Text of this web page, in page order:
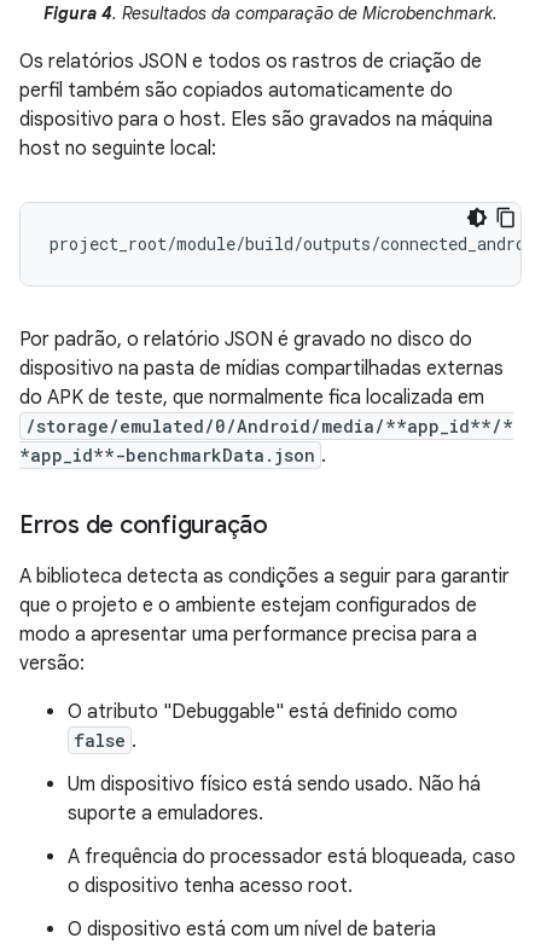
Figura 4. Resultados da comparação de Microbenchmark.
Os relatórios JSON e todos os rastros de criação de
perfil também são copiados automaticamente do
dispositivo para o host. Eles são gravados na máquina
host no seguinte local:
Por padrão, o relatório JSON é gravado no disco do
dispositivo na pasta de mídias compartilhadas externas
do APK de teste, que normalmente fica localizada em
/storage/emulated/0/Android/media/**app_id**/*
*app_id**-benchmarkData.json .
Erros de configuração
A biblioteca detecta as condições a seguir para garantir
que o projeto e o ambiente estejam configurados de
modo a apresentar uma performance precisa para a
versão:
O atributo "Debuggable" está definido como
false .
Um dispositivo físico está sendo usado. Não há
suporte a emuladores.
A frequência do processador está bloqueada, caso
o dispositivo tenha acesso root.
O dispositivo está com um nível de bateria